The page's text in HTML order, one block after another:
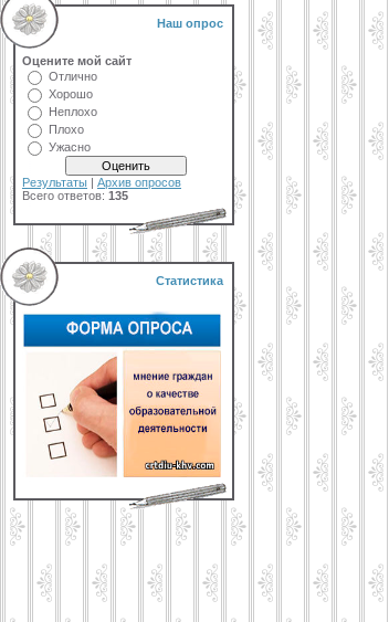
Наш опрос
Оцените мой сайт
Отлично
Хорошо
Неплохо
Плохо
Ужасно
Результаты | Архив опросов
Всего ответов: 135
Статистика